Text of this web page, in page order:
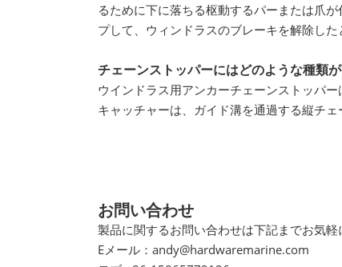
るために下に落ちる枢動するパーまたは爪
プして、ウィンドラスのブレーキを解除した
チェーンストッパーにはどのような種類
ウインドラス用アンカーチェーンストッパ
キャッチャーは、ガイド溝を通過する縦チ
お問い合わせ
製品に関するお問い合わせは下記までお気軽
Eメール： andy@hardwaremarine.com